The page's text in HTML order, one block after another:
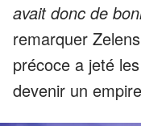
avait donc de
remarquer
précoce a jeté
devenir un